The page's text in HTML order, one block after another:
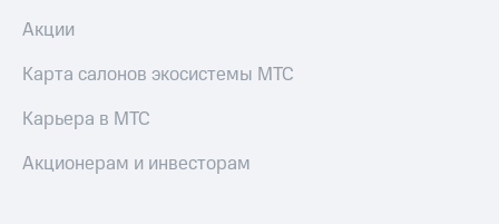
Акции
Карта салонов экосистемы МТС
Карьера в МТС
Акционерам и инвесторам